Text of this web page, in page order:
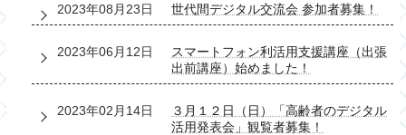
2023年08月23日 世代間デジタル交流会 参加者募集！
2023年06月12日
スマートフォン利活用支援講座（出張
出前講座）始めました！
2023年02月14日
３月１２日（日）「高齢者のデジタル
活用発表会」観覧者募集！